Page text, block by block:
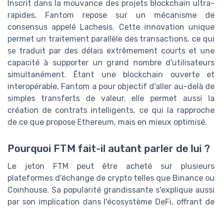
Inscrit dans la mouvance des projets blockchain ultra-
rapides, Fantom repose sur un mécanisme de
consensus appelé Lachesis. Cette innovation unique
permet un traitement parallèle des transactions, ce qui
se traduit par des délais extrêmement courts et une
capacité à supporter un grand nombre d'utilisateurs
simultanément. Étant une blockchain ouverte et
interopérable, Fantom a pour objectif d'aller au-delà de
simples transferts de valeur, elle permet aussi la
création de contrats intelligents, ce qui la rapproche
de ce que propose Ethereum, mais en mieux optimisé.
Pourquoi FTM fait-il autant parler de lui ?
Le jeton FTM peut être acheté sur plusieurs
plateformes d'échange de crypto telles que Binance ou
Coinhouse. Sa popularité grandissante s'explique aussi
par son implication dans l'écosystème DeFi, offrant de